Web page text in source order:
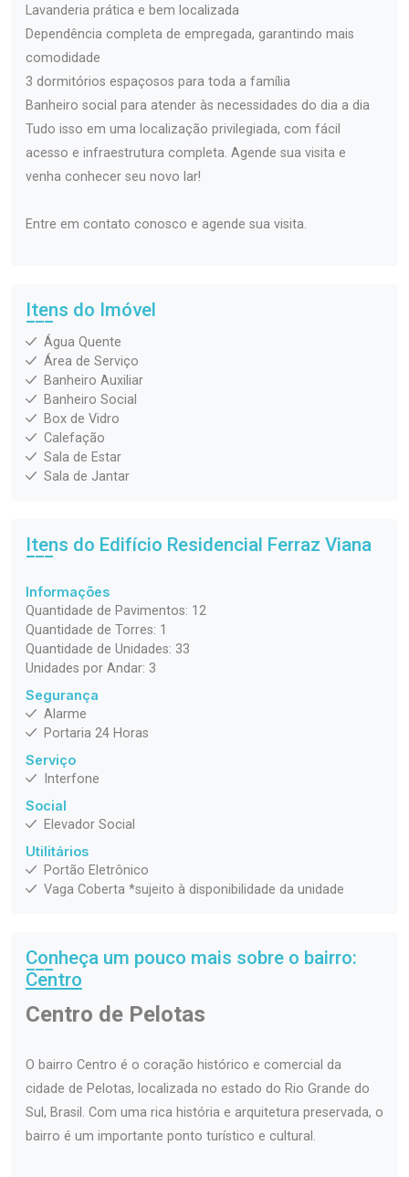
Lavanderia prática e bem localizada
Dependência completa de empregada, garantindo mais
comodidade
3 dormitórios espaçosos para toda a família
Banheiro social para atender às necessidades do dia a dia
Tudo isso em uma localização privilegiada, com fácil
acesso e infraestrutura completa. Agende sua visita e
venha conhecer seu novo lar!
Entre em contato conosco e agende sua visita.
Itens do Imóvel
Água Quente
Área de Serviço
Banheiro Auxiliar
Banheiro Social
Box de Vidro
Calefação
Sala de Estar
Sala de Jantar
Itens do Edifício Residencial Ferraz Viana
Informações
Quantidade de Pavimentos: 12
Quantidade de Torres: 1
Quantidade de Unidades: 33
Unidades por Andar: 3
Segurança
Alarme
Portaria 24 Horas
Serviço
Interfone
Social
Elevador Social
Utilitários
Portão Eletrônico
Vaga Coberta *sujeito à disponibilidade da unidade
Conheça um pouco mais sobre o bairro:
Centro
Centro de Pelotas
O bairro Centro é o coração histórico e comercial da
cidade de Pelotas, localizada no estado do Rio Grande do
Sul, Brasil. Com uma rica história e arquitetura preservada, o
bairro é um importante ponto turístico e cultural.